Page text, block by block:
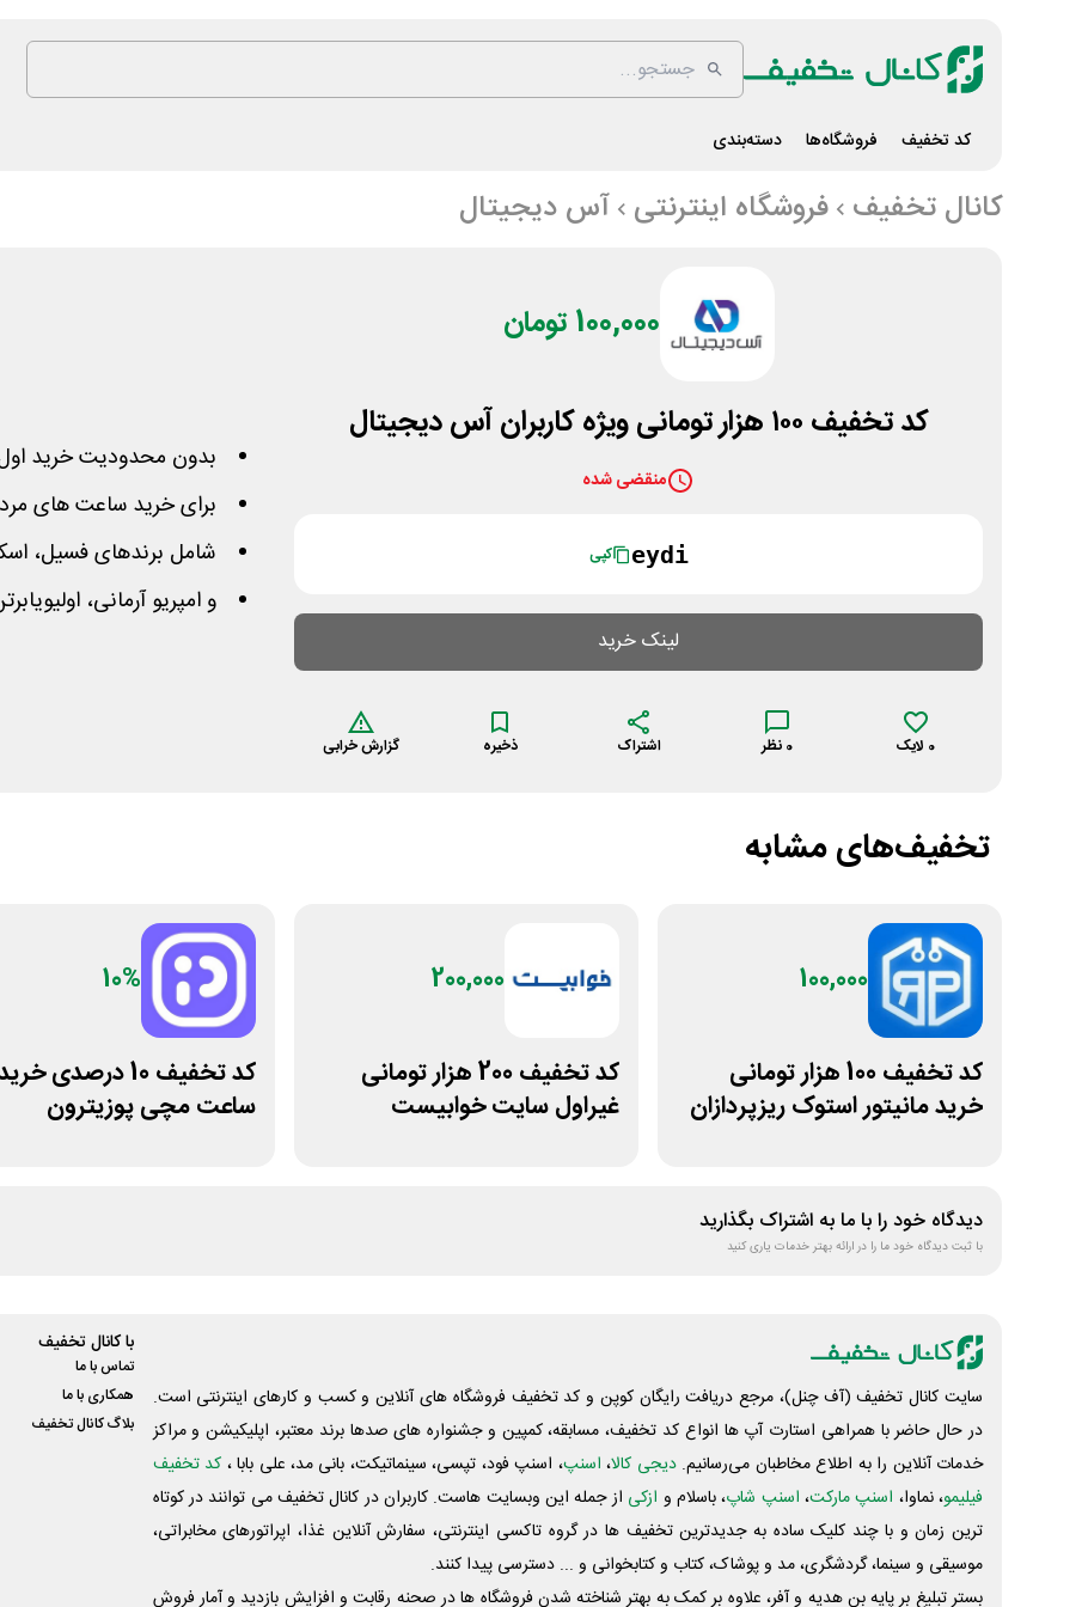
کد تخفیف فروشگاه‌ها دسته‌بندی
کانال تخفیف فروشگاه اینترنتی آس دیجیتال
100,000 تومان
کد تخفیف ۱۰۰ هزار تومانی ویژه کاربران آس دیجیتال
منقضی شده
eydi کپی
لینک خرید
0 لایک 0 نظر اشتراک ذخیره گزارش خرابی
بدون محدودیت خرید
برای خرید ساعت های
شامل برندهای فسیل،
و امپریو آرمانی،
تخفیف‌های مشابه
100,000
کد تخفیف 100 هزار تومانی
خرید مانیتور استوک ریزپردازان
200,000
کد تخفیف 200 هزار تومانی
غیراول سایت خوابیست
10%
کد تخفیف 10 درصدی
ساعت مچی پوزیترون
دیدگاه خود را با ما به اشتراک بگذارید
با ثبت دیدگاه خود ما را در ارائه بهتر خدمات یاری کنید
سایت کانال تخفیف (آف چنل)، مرجع دریافت رایگان کوپن و کد تخفیف فروشگاه های آنلاین و کسب و‌ کارهای اینترنتی است.
در حال حاضر با همراهی استارت آپ ها انواع کد تخفیف، مسابقه، کمپین و جشنواره های صدها برند معتبر، اپلیکیشن و مراکز
خدمات آنلاین را به اطلاع مخاطبان می‌رسانیم. دیجی کالا، اسنپ، اسنپ فود، تپسی، سینماتیکت، بانی مد، علی‌ بابا ، کد تخفیف
فیلیمو، نماوا، اسنپ مارکت، اسنپ شاپ، باسلام و ازکی از جمله این وبسایت ‌هاست. کاربران در کانال تخفیف می توانند در کوتاه
ترین زمان و با چند کلیک ساده به جدیدترین تخفیف ها در گروه تاکسی اینترنتی، سفارش آنلاین غذا، اپراتورهای مخابراتی،
موسیقی و سینما، گردشگری، مد و پوشاک، کتاب و کتابخوانی و ... دسترسی پیدا کنند.
بستر تبلیغ بر پایه بن هدیه و آفر، علاوه بر کمک به بهتر شناخته شدن فروشگاه ها در صحنه رقابت و افزایش بازدید و آمار فروش
با کانال تخفیف
تماس با ما
همکاری با ما
بلاگ کانال تخفیف